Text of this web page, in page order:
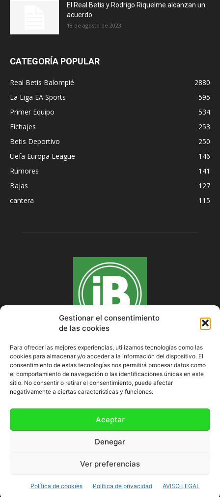
Gestionar el consentimiento
de las cookies
Para ofrecer las mejores experiencias, utilizamos tecnologías como las
cookies para almacenar y/o acceder a la información del dispositivo. El
consentimiento de estas tecnologías nos permitirá procesar datos como
el comportamiento de navegación o las identificaciones únicas en este
sitio. No consentir o retirar el consentimiento, puede afectar
negativamente a ciertas características y funciones.
Aceptar
Denegar
Ver preferencias
Política de cookies Política de privacidad AVISO LEGAL
El Real Betis y Rodrigo Riquelme alcanzan un
acuerdo
18 de agosto de 2023
CATEGORÍA POPULAR
Real Betis Balompié
2880
La Liga EA Sports
595
Primer Equipo
534
Fichajes
253
Betis Deportivo
250
Uefa Europa League
146
Rumores
141
Bajas
127
cantera
115
SOBRE NOSOTROS
Política de cookies (UE)
©